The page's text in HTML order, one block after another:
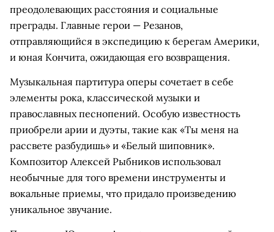
преодолевающих расстояния и социальные
преграды. Главные герои — Резанов,
отправляющийся в экспедицию к берегам Америки,
и юная Кончита, ожидающая его возвращения.
Музыкальная партитура оперы сочетает в себе
элементы рока, классической музыки и
православных песнопений. Особую известность
приобрели арии и дуэты, такие как «Ты меня на
рассвете разбудишь» и «Белый шиповник».
Композитор Алексей Рыбников использовал
необычные для того времени инструменты и
вокальные приемы, что придало произведению
уникальное звучание.